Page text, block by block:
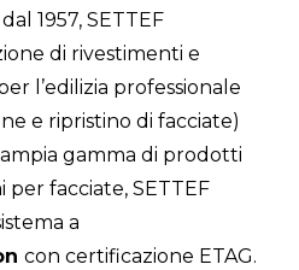
1957, SETTEF
di rivestimenti e
l’edilizia professionale
e ripristino di facciate)
gamma di prodotti
per facciate, SETTEF
a
con certificazione ETAG.